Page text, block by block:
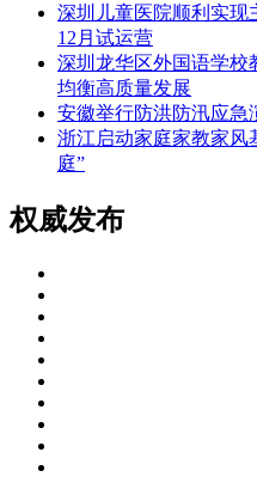
深圳儿童医院顺利实现
12月试运营
深圳龙华区外国语学校
均衡高质量发展
安徽举行防洪防汛应急
浙江启动家庭家教家风
庭”
权威发布